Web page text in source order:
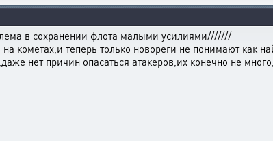
в сохранении флота малыми усилиями///////
кометах,и теперь только новореги не понимают как
нет причин опасаться атакеров,их конечно не